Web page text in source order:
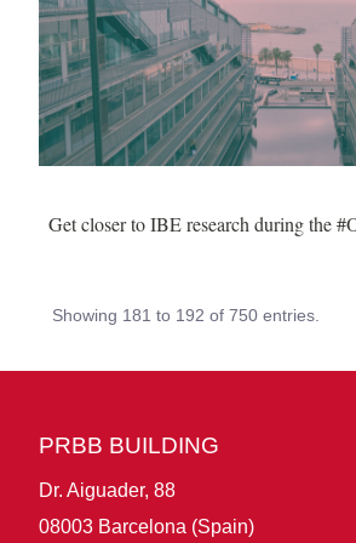
Get closer to IBE research during the
Showing 181 to 192 of 750 entries.
PRBB BUILDING
Dr. Aiguader, 88
08003 Barcelona (Spain)